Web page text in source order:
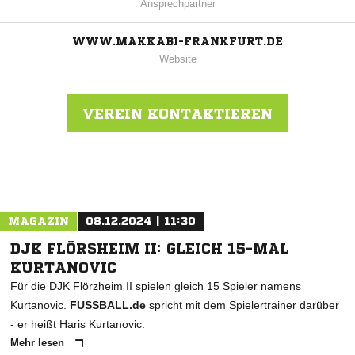
Ansprechpartner
WWW.MAKKABI-FRANKFURT.DE
Website
VEREIN KONTAKTIEREN
MAGAZIN 08.12.2024 | 11:30
DJK FLÖRSHEIM II: GLEICH 15-MAL
KURTANOVIC
Für die DJK Flörzheim II spielen gleich 15 Spieler namens
Kurtanovic. FUSSBALL.de spricht mit dem Spielertrainer darüber
- er heißt Haris Kurtanovic.
Mehr lesen